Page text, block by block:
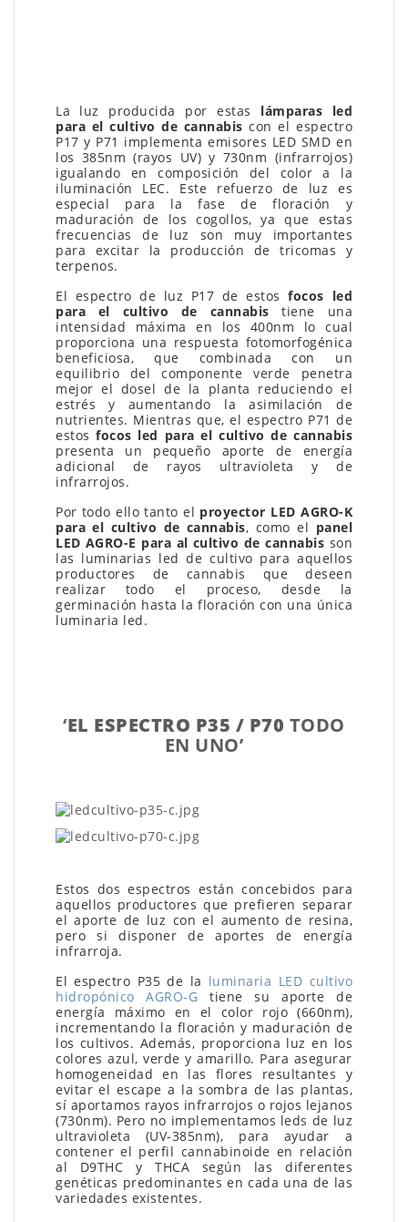
La luz producida por estas lámparas led
para el cultivo de cannabis con el espectro
P17 y P71 implementa emisores LED SMD en
los 385nm (rayos UV) y 730nm (infrarrojos)
igualando en composición del color a la
iluminación LEC. Este refuerzo de luz es
especial para la fase de floración y
maduración de los cogollos, ya que estas
frecuencias de luz son muy importantes
para excitar la producción de tricomas y
terpenos.
El espectro de luz P17 de estosfocos led
para el cultivo de cannabis tiene una
intensidad máxima en los 400nm lo cual
proporciona una respuesta fotomorfogénica
beneficiosa, que combinada con un
equilibrio del componente verde penetra
mejor el dosel de la planta reduciendo el
estrés y aumentando la asimilación de
nutrientes. Mientras que, el espectro P71 de
estosfocos led para el cultivo de cannabis
presenta un pequeño aporte de energía
adicional de rayos ultravioleta y de
infrarrojos.
Por todo ello tanto el proyector LED AGRO-K
para el cultivo de cannabis, como el panel
LED AGRO-E para al cultivo de cannabis son
las luminarias led de cultivo para aquellos
productores de cannabis que deseen
realizar todo el proceso, desde la
germinación hasta la floración con una única
luminaria led.
‘EL ESPECTRO P35 / P70 TODO
EN UNO’
Estos dos espectros están concebidos para
aquellos productores que prefieren separar
el aporte de luz con el aumento de resina,
pero si disponer de aportes de energía
infrarroja.
El espectro P35 de la luminaria LED cultivo
hidropónico AGRO-Gtiene su aporte de
energía máximo en el color rojo (660nm),
incrementando la floración y maduración de
los cultivos. Además, proporciona luz en los
colores azul, verde y amarillo. Para asegurar
homogeneidad en las flores resultantes y
evitar el escape a la sombra de las plantas,
sí aportamos rayos infrarrojos o rojos lejanos
(730nm). Pero no implementamos leds de luz
ultravioleta (UV-385nm), para ayudar a
contener el perfil cannabinoide en relación
al D9THC y THCA según las diferentes
genéticas predominantes en cada una de las
variedades existentes.